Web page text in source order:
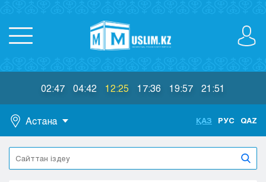
02:47 04:42 12:25 17:36 19:57 21:51
Астана
Астана
Алматы
ҚАЗ РУС QAZ